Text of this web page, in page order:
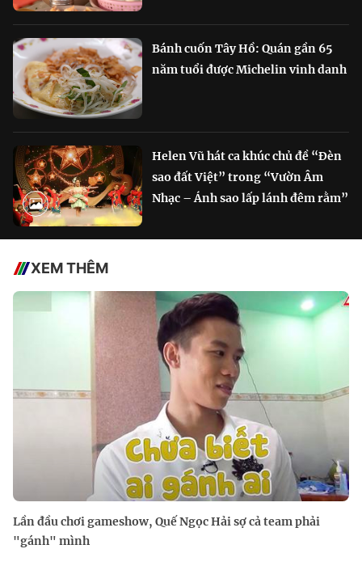
Bánh cuốn Tây Hồ: Quán gần 65
năm tuổi được Michelin vinh danh
Helen Vũ hát ca khúc chủ đề “Đèn
sao đất Việt” trong “Vườn Âm
Nhạc – Ánh sao lấp lánh đêm rằm”
XEM THÊM
Lần đầu chơi gameshow, Quế Ngọc Hải sợ cả team phải
"gánh" mình